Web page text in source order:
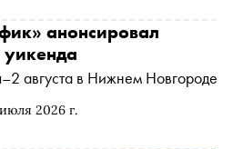
Ершов. «Сноб»
Денисом Парамоновым, для
на «Специфике» (в
по «Трём сёстрам», а год
2026 г.
анонсировал
уикенда
августа в Нижнем Новгороде